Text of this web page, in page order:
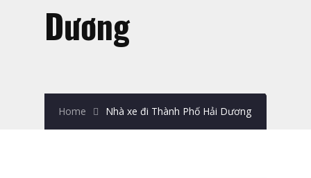
Dương
Home Nhà xe đi Thành Phố Hải Dương